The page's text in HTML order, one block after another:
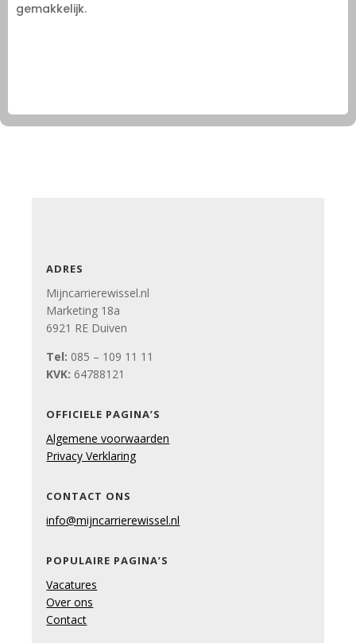
gemakkelijk.
ADRES
Mijncarrierewissel.nl
Marketing 18a
6921 RE Duiven
Tel: 085 – 109 11 11
KVK: 64788121
OFFICIELE PAGINA’S
Algemene voorwaarden
Privacy Verklaring
CONTACT ONS
info@mijncarrierewissel.nl
POPULAIRE PAGINA’S
Vacatures
Over ons
Contact